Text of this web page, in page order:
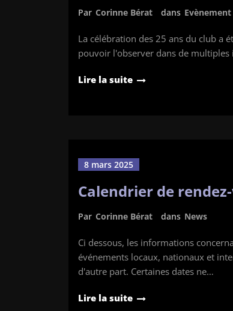
Par Corinne Bérat dans
La célébration des 25 ans du club a
pouvoir l'observer dans de
Lire la suite
8 mars 2025
Calendrier de
Par Corinne Bérat dans News
Ci dessous, les informations
événements locaux, nationaux et
d'autre part. Certaines dates ne…
Lire la suite